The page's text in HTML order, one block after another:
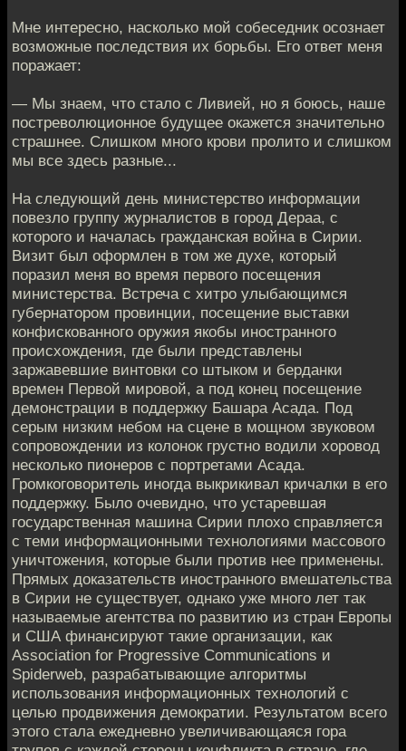
Мне интересно, насколько мой собеседник осознает
возможные последствия их борьбы. Его ответ меня
поражает:
— Мы знаем, что стало с Ливией, но я боюсь, наше
постреволюционное будущее окажется значительно
страшнее. Слишком много крови пролито и слишком
мы все здесь разные...
На следующий день министерство информации
повезло группу журналистов в город Дераа, с
которого и началась гражданская война в Сирии.
Визит был оформлен в том же духе, который
поразил меня во время первого посещения
министерства. Встреча с хитро улыбающимся
губернатором провинции, посещение выставки
конфискованного оружия якобы иностранного
происхождения, где были представлены
заржавевшие винтовки со штыком и берданки
времен Первой мировой, а под конец посещение
демонстрации в поддержку Башара Асада. Под
серым низким небом на сцене в мощном звуковом
сопровождении из колонок грустно водили хоровод
несколько пионеров с портретами Асада.
Громкоговоритель иногда выкрикивал кричалки в его
поддержку. Было очевидно, что устаревшая
государственная машина Сирии плохо справляется
с теми информационными технологиями массового
уничтожения, которые были против нее применены.
Прямых доказательств иностранного вмешательства
в Сирии не существует, однако уже много лет так
называемые агентства по развитию из стран Европы
и США финансируют такие организации, как
Association for Progressive Communications и
Spiderweb, разрабатывающие алгоритмы
использования информационных технологий с
целью продвижения демократии. Результатом всего
этого стала ежедневно увеличивающаяся гора